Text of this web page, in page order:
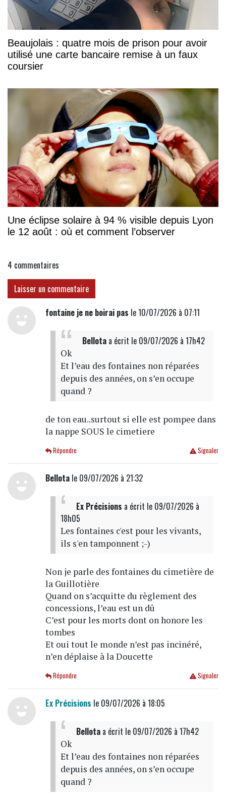
Beaujolais : quatre mois de prison pour avoir
utilisé une carte bancaire remise à un faux
coursier
Une éclipse solaire à 94 % visible depuis Lyon
le 12 août : où et comment l’observer
4 commentaires
Laisser un commentaire
fontaine je ne boirai pas le 10/07/2026 à 07:11
Bellotaa écrit le 09/07/2026 à 17h42
Ok
Et l’eau des fontaines non réparées
depuis des années, on s’en occupe
quand ?
de ton eau..surtout si elle est pompee dans
la nappe SOUS le cimetiere
Signaler
Répondre
Bellotale 09/07/2026 à 21:32
Ex Précisions a écrit le 09/07/2026 à
18h05
Les fontaines c'est pour les vivants,
ils s'en tamponnent ;-)
Non je parle des fontaines du cimetière de
la Guillotière
Quand on s’acquitte du règlement des
concessions, l’eau est un dû
C’est pour les morts dont on honore les
tombes
Et oui tout le monde n’est pas incinéré,
n’en déplaise à la Doucette
Signaler
Répondre
Ex Précisions le 09/07/2026 à 18:05
Bellotaa écrit le 09/07/2026 à 17h42
Ok
Et l’eau des fontaines non réparées
depuis des années, on s’en occupe
quand ?